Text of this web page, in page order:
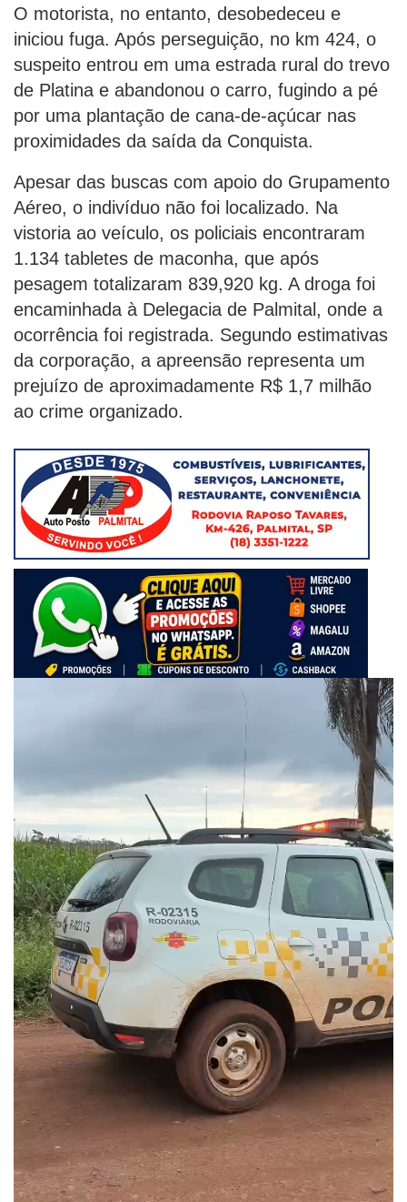
O motorista, no entanto, desobedeceu e
iniciou fuga. Após perseguição, no km 424, o
suspeito entrou em uma estrada rural do trevo
de Platina e abandonou o carro, fugindo a pé
por uma plantação de cana-de-açúcar nas
proximidades da saída da Conquista.
Apesar das buscas com apoio do Grupamento
Aéreo, o indivíduo não foi localizado. Na
vistoria ao veículo, os policiais encontraram
1.134 tabletes de maconha, que após
pesagem totalizaram 839,920 kg. A droga foi
encaminhada à Delegacia de Palmital, onde a
ocorrência foi registrada. Segundo estimativas
da corporação, a apreensão representa um
prejuízo de aproximadamente R$ 1,7 milhão
ao crime organizado.